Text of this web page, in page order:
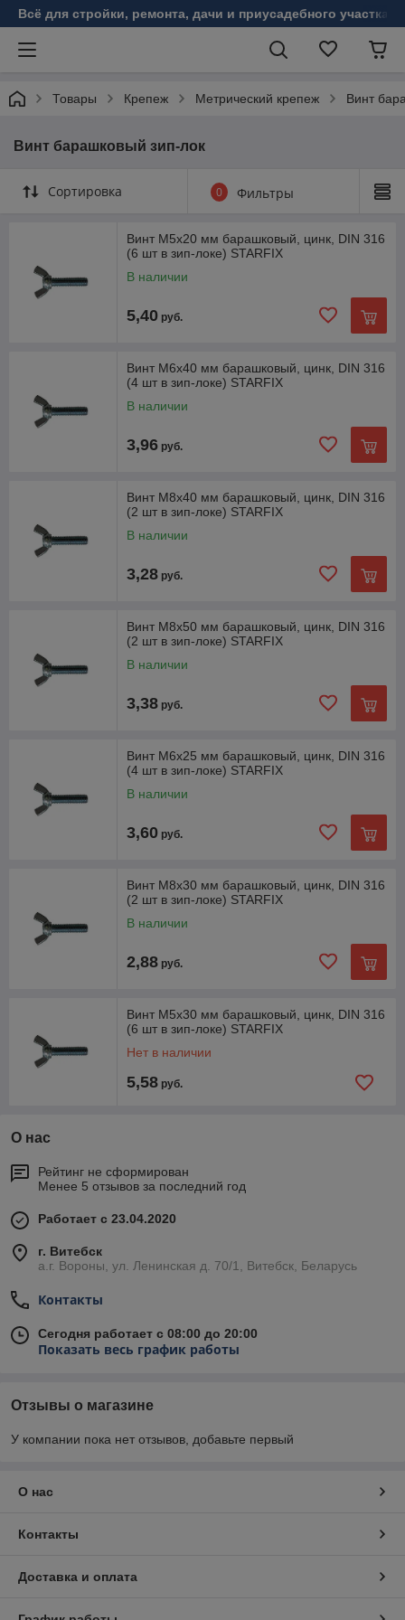
Всё для стройки, ремонта, дачи и приусадебного участка!
Товары Крепеж Метрический крепеж Винт
Винт барашковый зип-лок
Сортировка 0 Фильтры
Винт М5х20 мм барашковый, цинк, DIN 316
(6 шт в зип-локе) STARFIX
В наличии
5,40 руб.
Винт М6х40 мм барашковый, цинк, DIN 316
(4 шт в зип-локе) STARFIX
В наличии
3,96 руб.
Винт М8х40 мм барашковый, цинк, DIN 316
(2 шт в зип-локе) STARFIX
В наличии
3,28 руб.
Винт М8х50 мм барашковый, цинк, DIN 316
(2 шт в зип-локе) STARFIX
В наличии
3,38 руб.
Винт М6х25 мм барашковый, цинк, DIN 316
(4 шт в зип-локе) STARFIX
В наличии
3,60 руб.
Винт М8х30 мм барашковый, цинк, DIN 316
(2 шт в зип-локе) STARFIX
В наличии
2,88 руб.
Винт М5х30 мм барашковый, цинк, DIN 316
(6 шт в зип-локе) STARFIX
Нет в наличии
5,58 руб.
О нас
Рейтинг не сформирован
Менее 5 отзывов за последний год
Работает с 23.04.2020
г. Витебск
а.г. Вороны, ул. Ленинская д. 70/1, Витебск, Беларусь
Контакты
Сегодня работает с 08:00 до 20:00
Показать весь график работы
Отзывы о магазине
У компании пока нет отзывов, добавьте первый
О нас
Контакты
Доставка и оплата